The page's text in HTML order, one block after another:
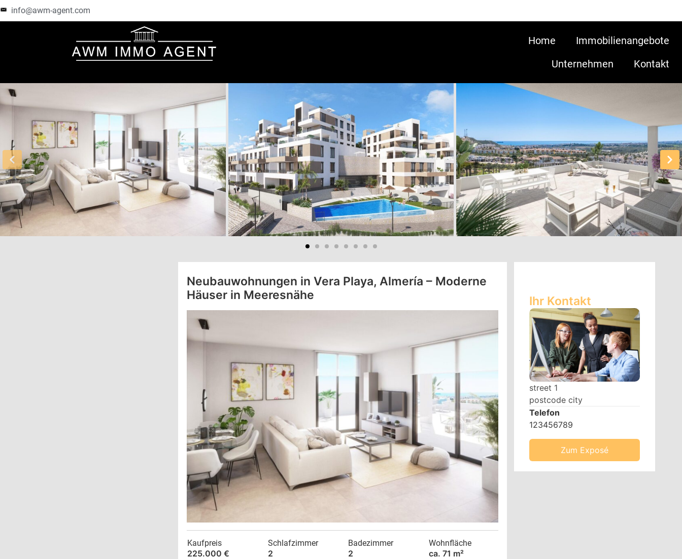
info@awm-agent.com
Home
Immobilienangebote
Unternehmen
Kontakt
Neubauwohnungen in Vera Playa, Almería – Moderne
Häuser in Meeresnähe
Kaufpreis
225.000 €
Schlafzimmer
2
Badezimmer
2
Wohnfläche
ca. 71 m²
Ihr Kontakt
street 1
postcode city
Telefon
123456789
Zum Exposé